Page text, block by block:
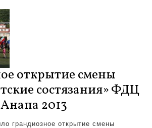
открытие смены
состязания» ФДЦ
2013
грандиозное открытие смены